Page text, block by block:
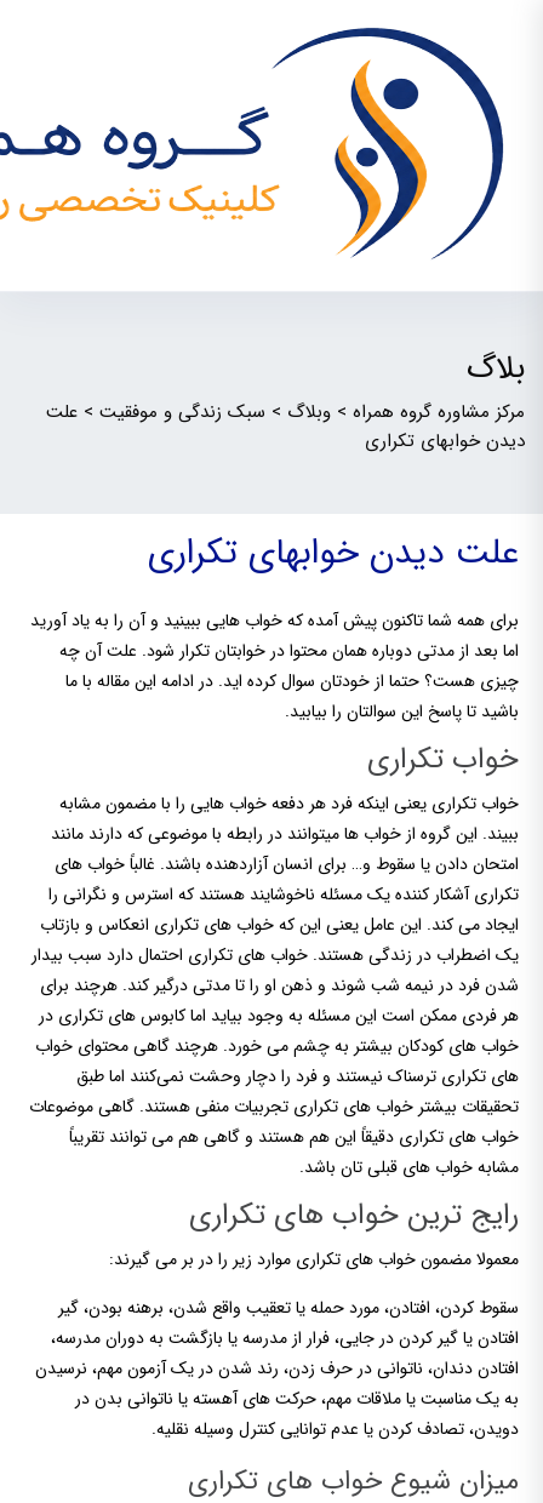
بلاگ
مرکز مشاوره گروه همراه > وبلاگ > سبک زندگی و موفقیت > علت
دیدن خوابهای تکراری
علت دیدن خوابهای تکراری
برای همه شما تاکنون پیش آمده که خواب هایی ببینید و آن را به یاد آورید
اما بعد از مدتی دوباره همان محتوا در خوابتان تکرار شود. علت آن چه
چیزی هست؟ حتما از خودتان سوال کرده اید. در ادامه این مقاله با ما
باشید تا پاسخ این سوالتان را بیابید.
خواب تکراری
خواب تکراری یعنی اینکه فرد هر دفعه خواب هایی را با مضمون مشابه
ببیند. این گروه از خواب ها میتوانند در رابطه با موضوعی که دارند مانند
امتحان دادن یا سقوط و… برای انسان آزاردهنده باشند. غالباً خواب های
تکراری آشکار کننده یک مسئله ناخوشایند هستند که استرس و نگرانی را
ایجاد می کند. این عامل یعنی این که خواب های تکراری انعکاس و بازتاب
یک اضطراب در زندگی هستند. خواب های تکراری احتمال دارد سبب بیدار
شدن فرد در نیمه شب شوند و ذهن او را تا مدتی درگیر کند. هرچند برای
هر فردی ممکن است این مسئله به وجود بیاید اما کابوس های تکراری در
خواب های کودکان بیشتر به چشم می خورد. هرچند گاهی محتوای خواب
های تکراری ترسناک نیستند و فرد را دچار وحشت نمی‌کنند اما طبق
تحقیقات بیشتر خواب های تکراری تجربیات منفی هستند. گاهی موضوعات
خواب های تکراری دقیقاً این هم هستند و گاهی هم می توانند تقریباً
مشابه خواب های قبلی تان باشد.
رایج ترین خواب های تکراری
معمولا مضمون خواب های تکراری موارد زیر را در بر می گیرند:
سقوط کردن، افتادن، مورد حمله یا تعقیب واقع شدن، برهنه بودن، گیر
افتادن یا گیر کردن در جایی، فرار از مدرسه یا بازگشت به دوران مدرسه،
افتادن دندان، ناتوانی در حرف زدن، رند شدن در یک آزمون مهم، نرسیدن
به یک مناسبت یا ملاقات مهم، حرکت های آهسته یا ناتوانی بدن در
دویدن، تصادف کردن یا عدم توانایی کنترل وسیله نقلیه.
میزان شیوع خواب های تکراری